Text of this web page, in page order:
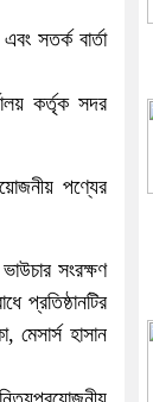
সতর্ক বার্তা
কর্তৃক সদর
পণ্যের
সংরক্ষণ
প্রতিষ্ঠানটির
হাসান